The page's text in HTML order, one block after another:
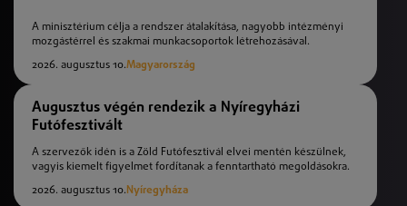
A minisztérium célja a rendszer átalakítása, nagyobb intézményi
mozgástérrel és szakmai munkacsoportok létrehozásával.
2026. augusztus 10.Magyarország
Augusztus végén rendezik a Nyíregyházi
Futófesztivált
A szervezők idén is a Zöld Futófesztivál elvei mentén készülnek,
vagyis kiemelt figyelmet fordítanak a fenntartható megoldásokra.
2026. augusztus 10. Nyíregyháza